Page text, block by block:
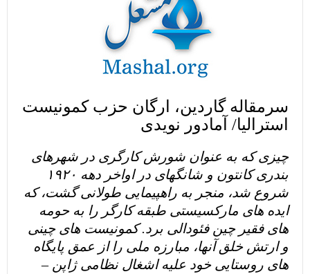
سرمقاله گاردین، ارگان حزب کمونیست
استرالیا/ آمادور نویدی
چیزی که به عنوان شورش کارگری در شهرهای
بندری کانتون و شانگهای در اواخر دهه ۱۹۲۰
شروع شد، منجر به راهپیمایی طولانی گشت، که
ایده های مارکسیستی طبقه کارگر را به حومه
های فقیر چین فئودالی برد. کمونیست های چینی
و ارتش خلق آنها، مبارزه ملی را از عمق پایگاه
های روستایی خود علیه اشغال نظامی ژاپن –